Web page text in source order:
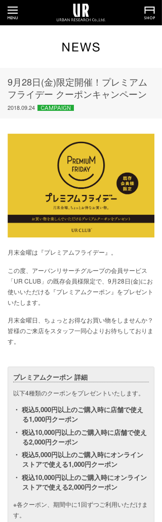
9月28日(金)限定開催！プレミアム
フライデー クーポンキャンペーン
2018.09.24
月末金曜は『プレミアムフライデー』。
この度、アーバンリサーチグループの会員サービス
「UR CLUB」の既存会員様限定で、9月28日(金)にお
使いいただける『プレミアムクーポン』をプレゼント
いたします。
月末金曜日、ちょっとお得なお買い物をしませんか？
皆様のご来店をスタッフ一同心よりお待ちしておりま
す。
プレミアムクーポン 詳細
以下4種類のクーポンをプレゼントいたします。
税込5,000円以上のご購入時に店舗で使え
る1,000円クーポン
税込10,000円以上のご購入時に店舗で使え
る2,000円クーポン
税込5,000円以上のご購入時にオンライン
ストアで使える1,000円クーポン
税込10,000円以上のご購入時にオンライン
ストアで使える2,000円クーポン
※各クーポン、期間中に1回ずつご利用いただけま
す。